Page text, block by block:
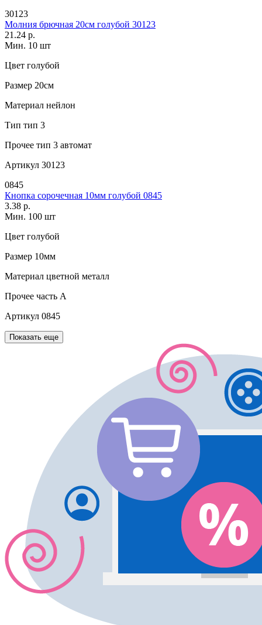
30123
Молния брючная 20см голубой 30123
21.24 р.
Мин. 10 шт
Цвет голубой
Размер 20см
Материал нейлон
Тип тип 3
Прочее тип 3 автомат
Артикул 30123
0845
Кнопка сорочечная 10мм голубой 0845
3.38 р.
Мин. 100 шт
Цвет голубой
Размер 10мм
Материал цветной металл
Прочее часть A
Артикул 0845
Показать еще